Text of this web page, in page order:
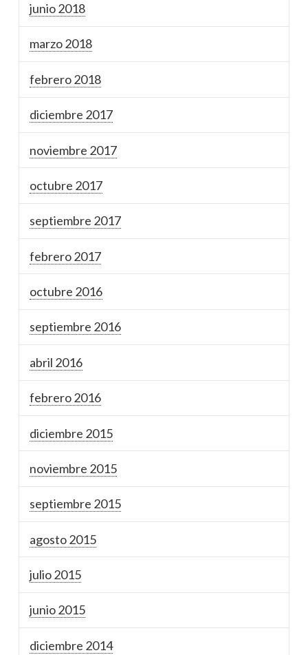
junio 2018
marzo 2018
febrero 2018
diciembre 2017
noviembre 2017
octubre 2017
septiembre 2017
febrero 2017
octubre 2016
septiembre 2016
abril 2016
febrero 2016
diciembre 2015
noviembre 2015
septiembre 2015
agosto 2015
julio 2015
junio 2015
diciembre 2014